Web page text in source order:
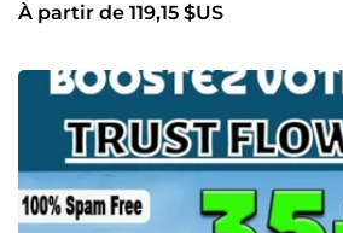
À partir de 119,15 $US